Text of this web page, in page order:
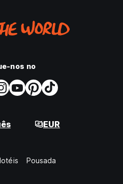
nos no
EUR
Pousada